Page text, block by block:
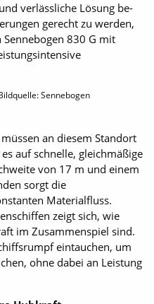
verlässliche Lösung be-
gerecht zu werden,
830 G mit
Sennebogen
an diesem Standort
auf schnelle, gleichmäßige
von 17 m und einem
sorgt die
Materialfluss.
zeigt sich, wie
im Zusammenspiel sind.
eintauchen, um
ohne dabei an Leistung